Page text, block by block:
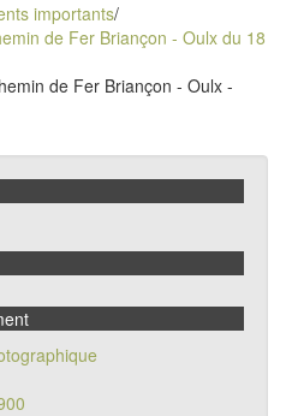
importants/
de Fer Briançon - Oulx du 18
de Fer Briançon - Oulx -